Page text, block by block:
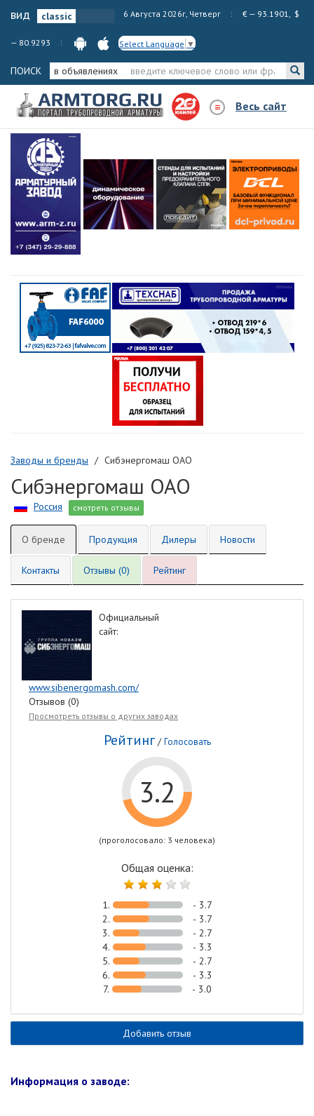
вид 6 Августа 2026г, Четверг € — 93.1901, $
— 80.9293 Select Language ▼
ПОИСК в объявлениях
Весь сайт
Заводы и бренды Сибэнергомаш ОАО
Сибэнергомаш ОАО
Россия смотреть отзывы
О бренде Продукция Дилеры Новости
Контакты Отзывы (0) Рейтинг
Официальный
сайт:
www.sibenergomash.com/
Отзывов (0)
Просмотреть отзывы о других заводах
Рейтинг/Голосовать
3.2
(проголосовало: 3 человека)
Общая оценка:
1.
- 3.7
2.
- 3.7
3.
- 2.7
4.
- 3.3
5.
- 2.7
6.
- 3.3
7.
- 3.0
Добавить отзыв
Информация о заводе: